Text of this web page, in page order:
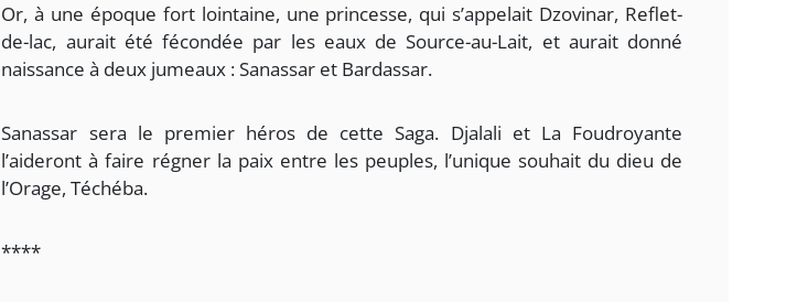
Or, à une époque fort lointaine, une princesse, qui s’appelait Dzovinar, Reflet-
de-lac, aurait été fécondée par les eaux de Source-au-Lait, et aurait donné
naissance à deux jumeaux : Sanassar et Bardassar.
Sanassar sera le premier héros de cette Saga. Djalali et La Foudroyante
l’aideront à faire régner la paix entre les peuples, l’unique souhait du dieu de
l’Orage, Téchéba.
****